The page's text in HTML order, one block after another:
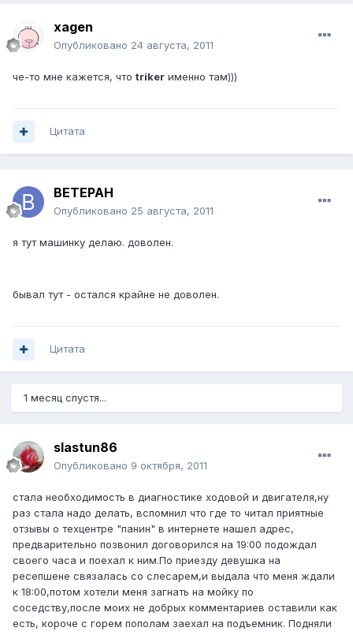
xagen
Опубликовано 24 августа, 2011
че-то мне кажется, что triker именно там)))
Цитата
BETEPAH
Опубликовано 25 августа, 2011
я тут машинку делаю. доволен.
бывал тут - остался крайне не доволен.
Цитата
1 месяц спустя...
slastun86
Опубликовано 9 октября, 2011
стала необходимость в диагностике ходовой и двигателя,ну
раз стала надо делать, вспомнил что где то читал приятные
отзывы о техцентре "панин" в интернете нашел адрес,
предварительно позвонил договорился на 19:00 подождал
своего часа и поехал к ним.По приезду девушка на
ресепшене связалась со слесарем,и выдала что меня ждали
к 18:00,потом хотели меня загнать на мойку по
соседству,после моих не добрых комментариев оставили как
есть, короче с горем пополам заехал на подъемник. Подняли